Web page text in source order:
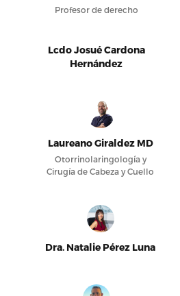
Profesor de derecho
Lcdo Josué Cardona
Hernández
Laureano Giraldez MD
Otorrinolaringología y
Cirugía de Cabeza y Cuello
Dra. Natalie Pérez Luna